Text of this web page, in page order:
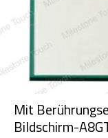
Mit
Bildschirm-